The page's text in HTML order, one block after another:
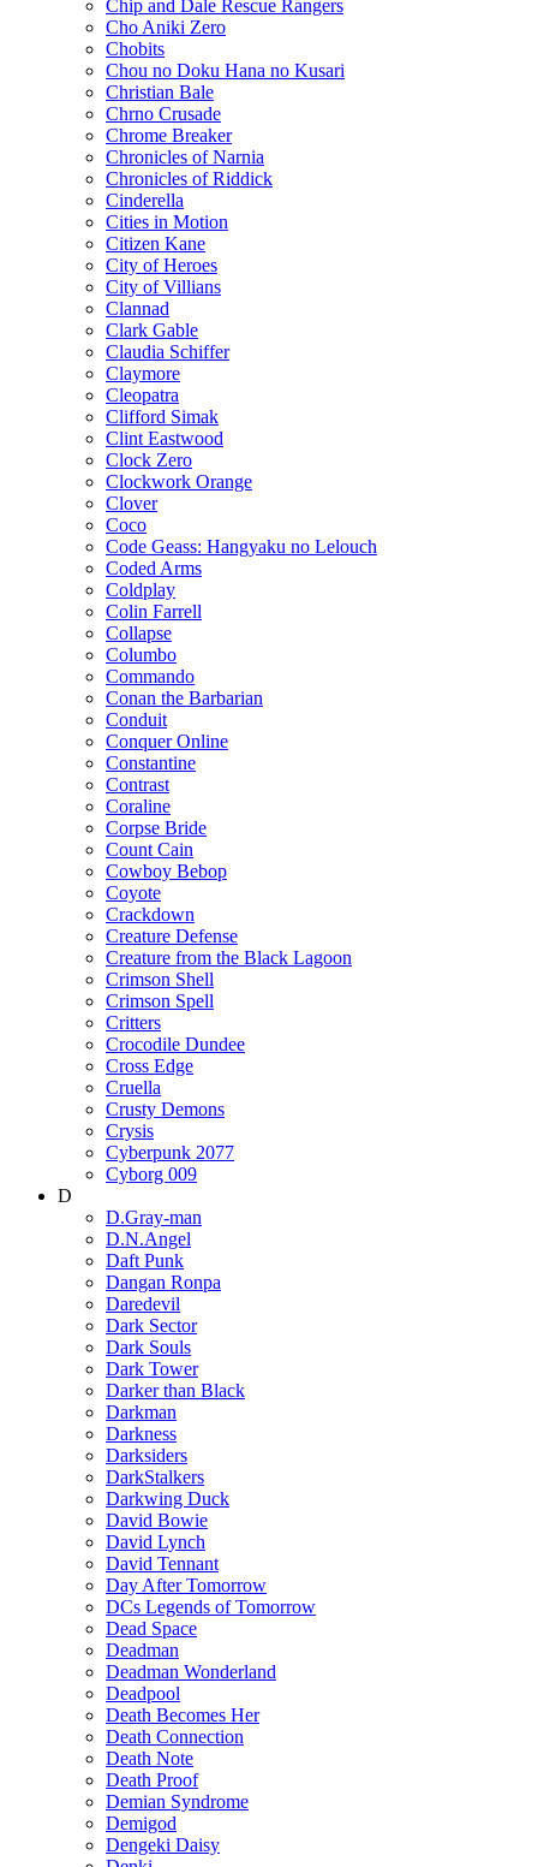
Chip and Dale Rescue Rangers
Cho Aniki Zero
Chobits
Chou no Doku Hana no Kusari
Christian Bale
Chrno Crusade
Chrome Breaker
Chronicles of Narnia
Chronicles of Riddick
Cinderella
Cities in Motion
Citizen Kane
City of Heroes
City of Villians
Clannad
Clark Gable
Claudia Schiffer
Claymore
Cleopatra
Clifford Simak
Clint Eastwood
Clock Zero
Clockwork Orange
Clover
Coco
Code Geass: Hangyaku no Lelouch
Coded Arms
Coldplay
Colin Farrell
Collapse
Columbo
Commando
Conan the Barbarian
Conduit
Conquer Online
Constantine
Contrast
Coraline
Corpse Bride
Count Cain
Cowboy Bebop
Coyote
Crackdown
Creature Defense
Creature from the Black Lagoon
Crimson Shell
Crimson Spell
Critters
Crocodile Dundee
Cross Edge
Cruella
Crusty Demons
Crysis
Cyberpunk 2077
Cyborg 009
D
D.Gray-man
D.N.Angel
Daft Punk
Dangan Ronpa
Daredevil
Dark Sector
Dark Souls
Dark Tower
Darker than Black
Darkman
Darkness
Darksiders
DarkStalkers
Darkwing Duck
David Bowie
David Lynch
David Tennant
Day After Tomorrow
DCs Legends of Tomorrow
Dead Space
Deadman
Deadman Wonderland
Deadpool
Death Becomes Her
Death Connection
Death Note
Death Proof
Demian Syndrome
Demigod
Dengeki Daisy